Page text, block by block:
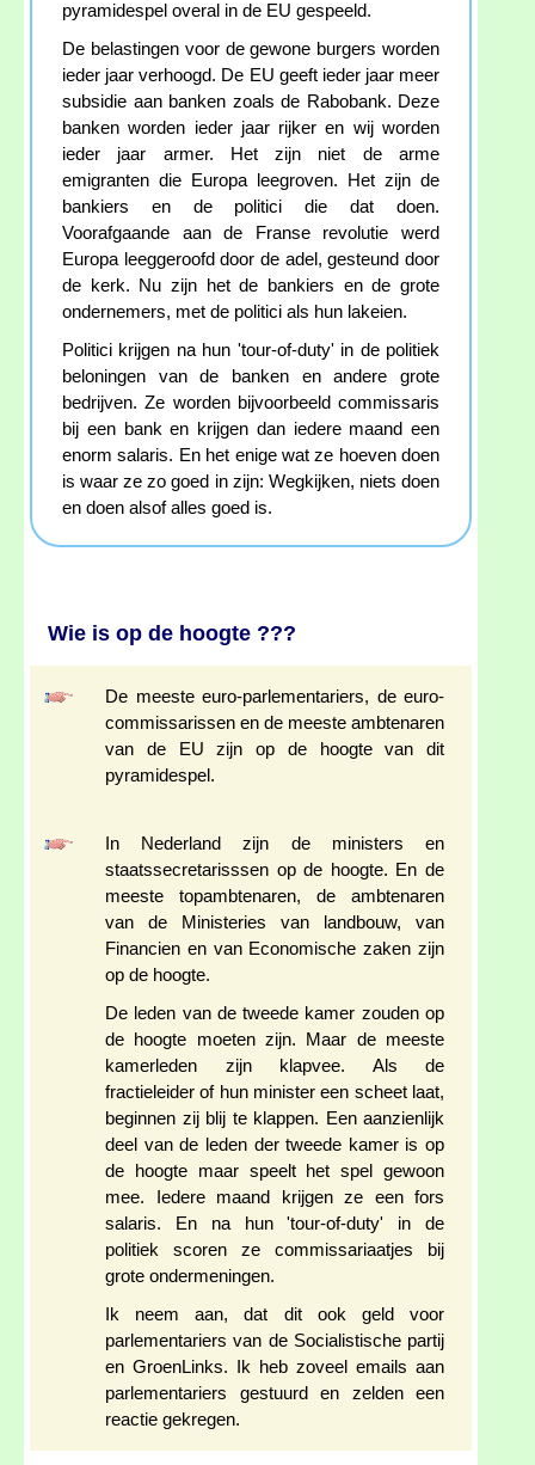
pyramidespel overal in de EU gespeeld.
De belastingen voor de gewone burgers worden
ieder jaar verhoogd. De EU geeft ieder jaar meer
subsidie aan banken zoals de Rabobank. Deze
banken worden ieder jaar rijker en wij worden
ieder jaar armer. Het zijn niet de arme
emigranten die Europa leegroven. Het zijn de
bankiers en de politici die dat doen.
Voorafgaande aan de Franse revolutie werd
Europa leeggeroofd door de adel, gesteund door
de kerk. Nu zijn het de bankiers en de grote
ondernemers, met de politici als hun lakeien.
Politici krijgen na hun 'tour-of-duty' in de politiek
beloningen van de banken en andere grote
bedrijven. Ze worden bijvoorbeeld commissaris
bij een bank en krijgen dan iedere maand een
enorm salaris. En het enige wat ze hoeven doen
is waar ze zo goed in zijn: Wegkijken, niets doen
en doen alsof alles goed is.
Wie is op de hoogte ???
De meeste euro-parlementariers, de euro-
commissarissen en de meeste ambtenaren
van de EU zijn op de hoogte van dit
pyramidespel.
In Nederland zijn de ministers en
staatssecretarisssen op de hoogte. En de
meeste topambtenaren, de ambtenaren
van de Ministeries van landbouw, van
Financien en van Economische zaken zijn
op de hoogte.
De leden van de tweede kamer zouden op
de hoogte moeten zijn. Maar de meeste
kamerleden zijn klapvee. Als de
fractieleider of hun minister een scheet laat,
beginnen zij blij te klappen. Een aanzienlijk
deel van de leden der tweede kamer is op
de hoogte maar speelt het spel gewoon
mee. Iedere maand krijgen ze een fors
salaris. En na hun 'tour-of-duty' in de
politiek scoren ze commissariaatjes bij
grote ondermeningen.
Ik neem aan, dat dit ook geld voor
parlementariers van de Socialistische partij
en GroenLinks. Ik heb zoveel emails aan
parlementariers gestuurd en zelden een
reactie gekregen.